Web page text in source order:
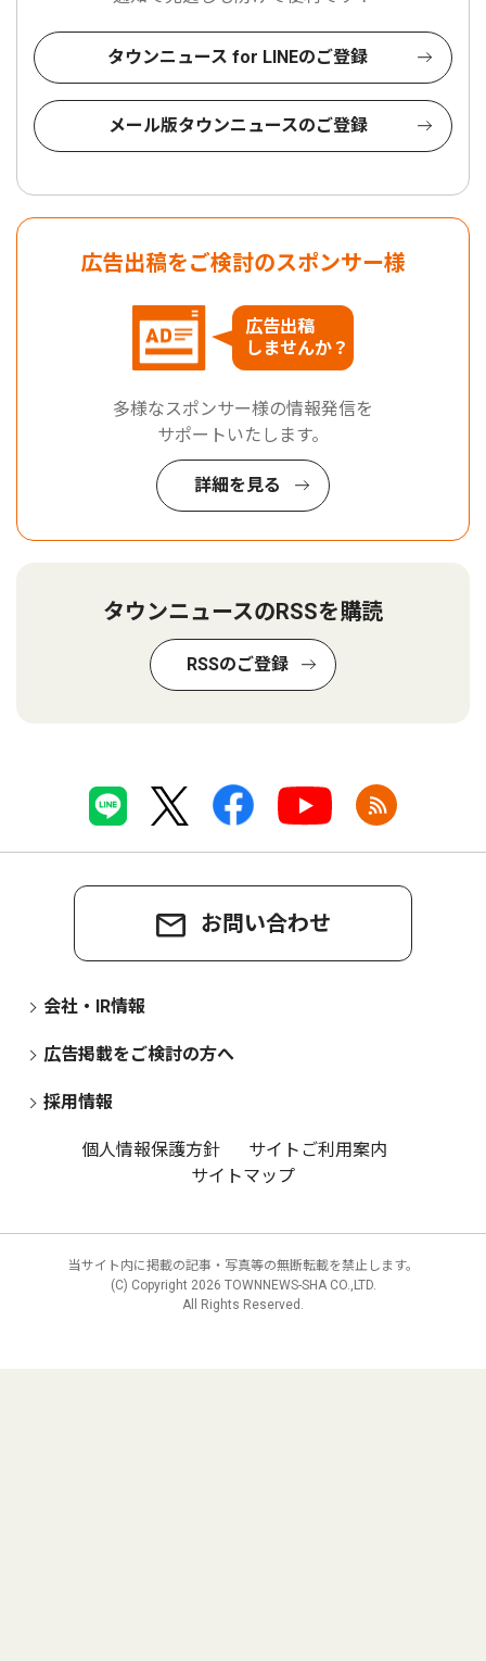
タウンニュース for LINEのご登録
メール版タウンニュースのご登録
広告出稿をご検討のスポンサー様
広告出稿
しませんか？
多様なスポンサー様の情報発信を
サポートいたします。
詳細を見る
タウンニュースのRSSを購読
RSSのご登録
お問い合わせ
会社・IR情報
広告掲載をご検討の方へ
採用情報
個人情報保護方針
サイトご利用案内
サイトマップ
当サイト内に掲載の記事・写真等の無断転載を禁止します。
(C) Copyright 2026 TOWNNEWS-SHA CO.,LTD.
All Rights Reserved.